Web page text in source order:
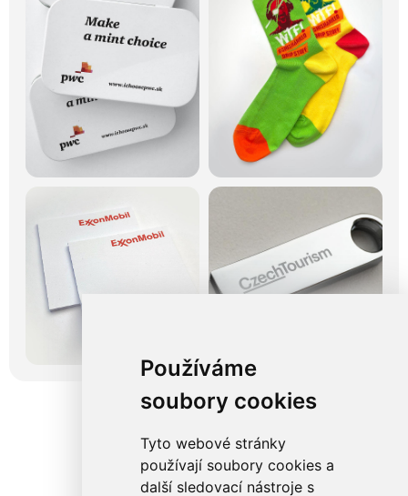
Používáme
soubory cookies
Tyto webové stránky
používají soubory cookies a
další sledovací nástroje s